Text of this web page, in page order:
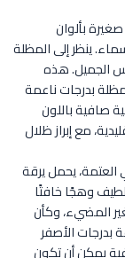
بألوان
ينظر إلى المظلة
الجميل. هذه
بدرجات ناعمة
صافية باللون
مع إبراز ظلال
يحمل يرقة
وهجًا خافتًا
المضيء، وكأن
بدرجات الأصفر
يمكن أن تكون